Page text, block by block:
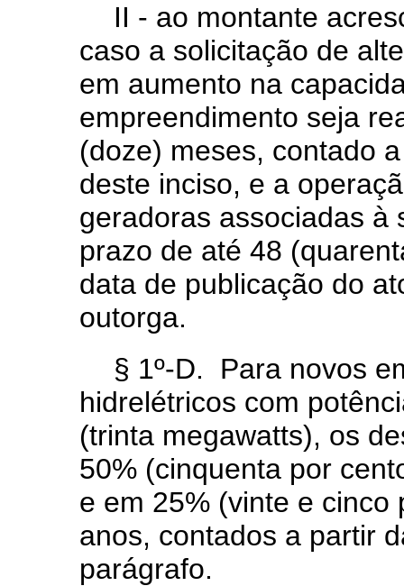
II - ao montante
caso a solicitação de
em aumento na
empreendimento seja
(doze) meses, contado
deste inciso, e a
geradoras associadas à
prazo de até 48
data de publicação do
outorga.
§ 1º-D. Para novos
hidrelétricos com
(trinta megawatts), os
50% (cinquenta por
e em 25% (vinte e
anos, contados a partir
parágrafo.